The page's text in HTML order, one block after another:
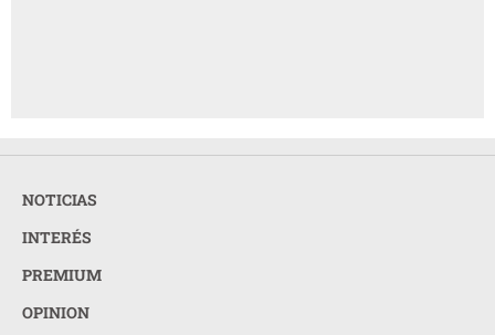
NOTICIAS
INTERÉS
PREMIUM
OPINION